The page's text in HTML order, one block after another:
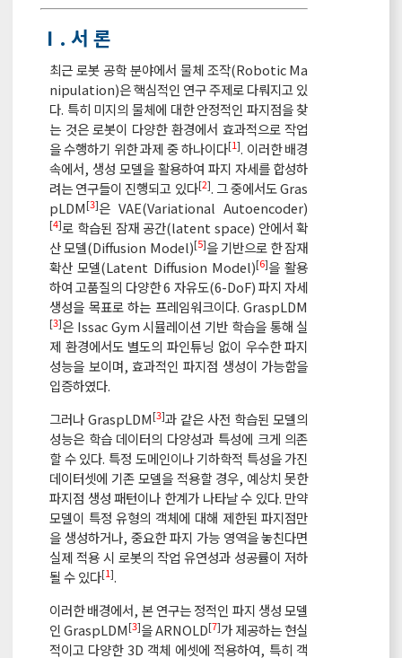
Ⅰ. 서 론
최근 로봇 공학 분야에서 물체 조작(Robotic Ma
nipulation)은 핵심적인 연구 주제로 다뤄지고 있
다. 특히 미지의 물체에 대한 안정적인 파지점을 찾
는 것은 로봇이 다양한 환경에서 효과적으로 작업
을 수행하기 위한 과제 중 하나이다[1]. 이러한 배경
속에서, 생성 모델을 활용하여 파지 자세를 합성하
려는 연구들이 진행되고 있다[2]. 그 중에서도 Gras
pLDM[3]은 VAE(Variational Autoencoder)
[4]로 학습된 잠재 공간(latent space) 안에서 확
산 모델(Diffusion Model)[5]을 기반으로 한 잠재
확산 모델(Latent Diffusion Model)[6]을 활용
하여 고품질의 다양한 6 자유도(6-DoF) 파지 자세
생성을 목표로 하는 프레임워크이다. GraspLDM
[3]은 Issac Gym 시뮬레이션 기반 학습을 통해 실
제 환경에서도 별도의 파인튜닝 없이 우수한 파지
성능을 보이며, 효과적인 파지점 생성이 가능함을
입증하였다.
그러나 GraspLDM[3]과 같은 사전 학습된 모델의
성능은 학습 데이터의 다양성과 특성에 크게 의존
할 수 있다. 특정 도메인이나 기하학적 특성을 가진
데이터셋에 기존 모델을 적용할 경우, 예상치 못한
파지점 생성 패턴이나 한계가 나타날 수 있다. 만약
모델이 특정 유형의 객체에 대해 제한된 파지점만
을 생성하거나, 중요한 파지 가능 영역을 놓친다면
실제 적용 시 로봇의 작업 유연성과 성공률이 저하
될 수 있다[1].
이러한 배경에서, 본 연구는 정적인 파지 생성 모델
인 GraspLDM[3]을 ARNOLD[7]가 제공하는 현실
적이고 다양한 3D 객체 에셋에 적용하여, 특히 객